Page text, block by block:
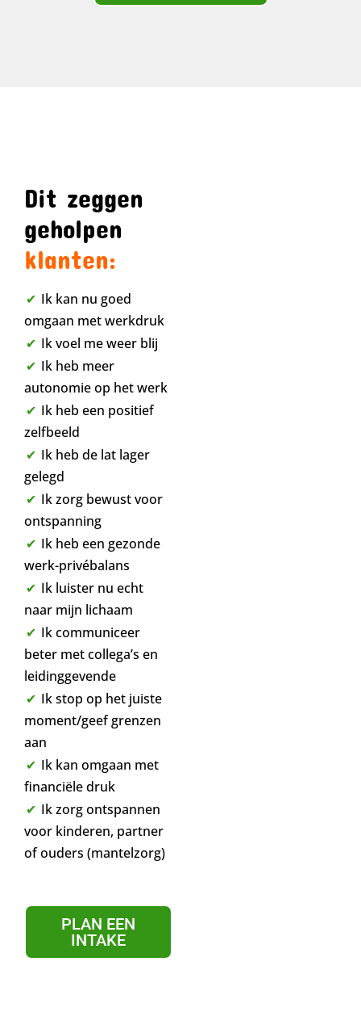
Dit zeggen
geholpen
klanten:
Ik kan nu goed
omgaan met werkdruk
Ik voel me weer blij
Ik heb meer
autonomie op het werk
Ik heb een positief
zelfbeeld
Ik heb de lat lager
gelegd
Ik zorg bewust voor
ontspanning
Ik heb een gezonde
werk-privébalans
Ik luister nu echt
naar mijn lichaam
Ik communiceer
beter met collega’s en
leidinggevende
Ik stop op het juiste
moment/geef grenzen
aan
Ik kan omgaan met
financiële druk
Ik zorg ontspannen
voor kinderen, partner
of ouders (mantelzorg)
PLAN EEN
INTAKE